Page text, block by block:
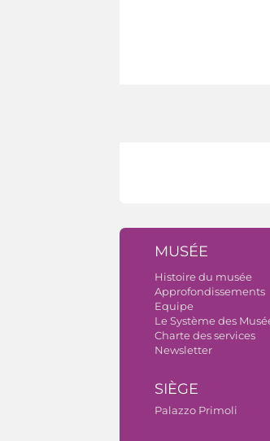
MUSÉE
Histoire du musée
Approfondissements
Equipe
Le Système des
Charte des services
Newsletter
SIÈGE
Palazzo Primoli